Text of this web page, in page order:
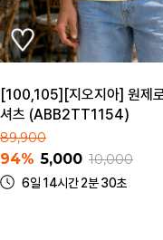
[100,105][지오지아] 원제
셔츠 (ABB2TT1154)
89,900
94% 5,000 10,000
6일 14시간 2분 30초